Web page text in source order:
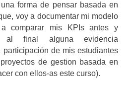
forma de pensar basada en
voy a documentar mi modelo
comparar mis KPIs antes y
final alguna evidencia
de mis estudiantes
de gestion basada en
con ellos-as este curso).